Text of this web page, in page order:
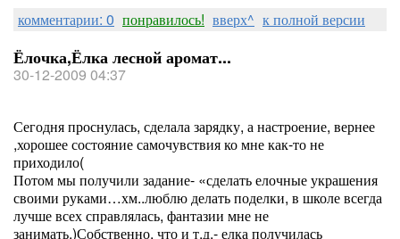
комментарии: 0 понравилось! вверх^ к полной версии
Ёлочка,Ёлка лесной аромат...
30-12-2009 04:37
Сегодня проснулась, сделала зарядку, а настроение, вернее
,хорошее состояние самочувствия ко мне как-то не
приходило(
Потом мы получили задание- «сделать елочные украшения
своими руками…хм..люблю делать поделки, в школе всегда
лучше всех справлялась, фантазии мне не
занимать.)Собственно, что и т.д.- елка получилась